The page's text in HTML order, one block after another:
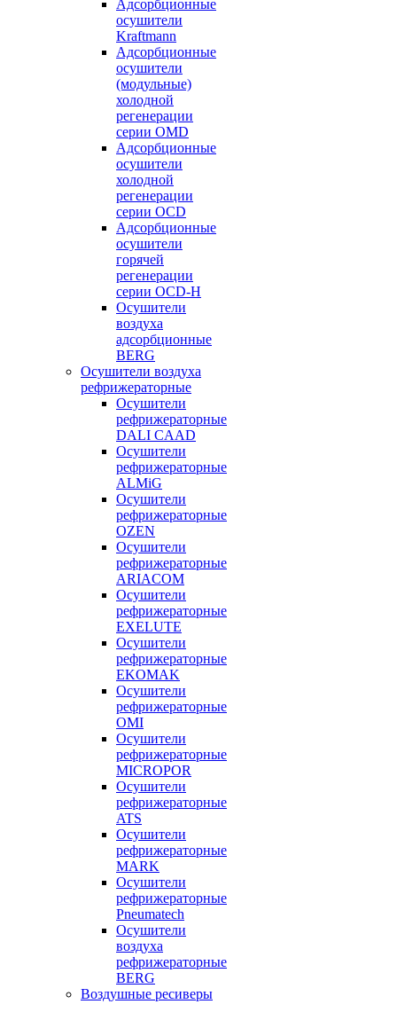
Адсорбционные
осушители
Kraftmann
Адсорбционные
осушители
(модульные)
холодной
регенерации
серии OMD
Адсорбционные
осушители
холодной
регенерации
серии OCD
Адсорбционные
осушители
горячей
регенерации
серии OСD-H
Осушители
воздуха
адсорбционные
BERG
Осушители воздуха
рефрижераторные
Осушители
рефрижераторные
DALI CAAD
Осушители
рефрижераторные
ALMiG
Осушители
рефрижераторные
OZEN
Осушители
рефрижераторные
ARIACOM
Осушители
рефрижераторные
EXELUTE
Осушители
рефрижераторные
EKOMAK
Осушители
рефрижераторные
OMI
Осушители
рефрижераторные
MICROPOR
Осушители
рефрижераторные
ATS
Осушители
рефрижераторные
MARK
Осушители
рефрижераторные
Pneumatech
Осушители
воздуха
рефрижераторные
BERG
Воздушные ресиверы